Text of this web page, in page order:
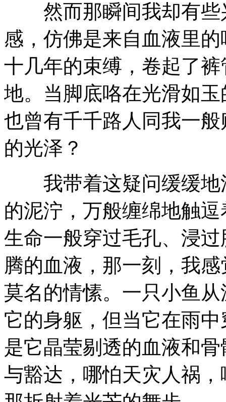
然而那瞬间我却有些
感，仿佛是来自血液里
十几年的束缚，卷起了
地。当脚底咯在光滑如
也曾有千千路人同我一
的光泽？
我带着这疑问缓缓地
的泥泞，万般缠绵地触
生命一般穿过毛孔、浸
腾的血液，那一刻，我
莫名的情愫。一只小鱼
它的身躯，但当它在雨
是它晶莹剔透的血液和
与豁达，哪怕天灾人祸